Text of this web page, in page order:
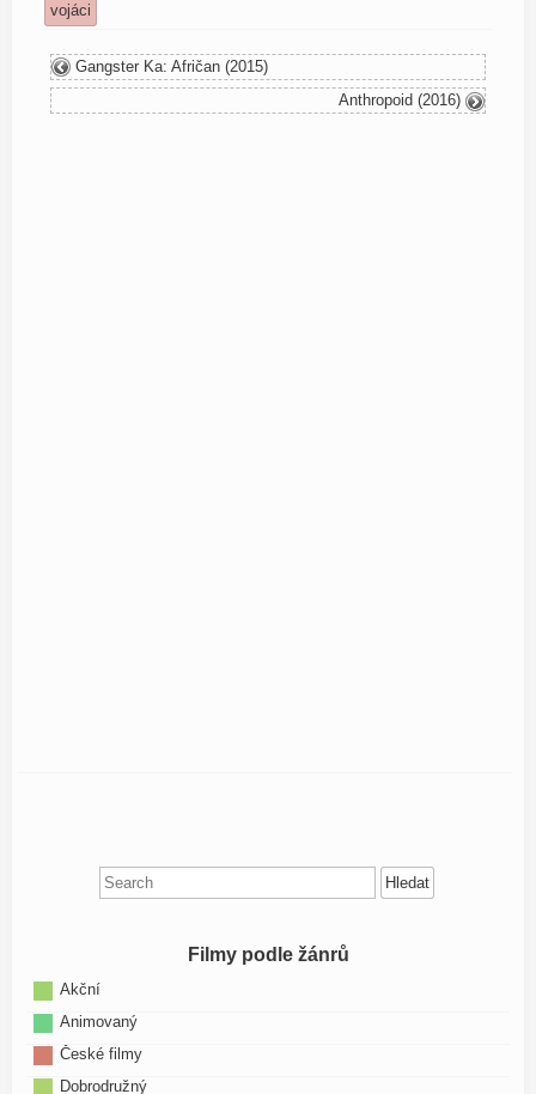
vojáci
Gangster Ka: Afričan (2015)
Anthropoid (2016)
Search
for:
Filmy podle žánrů
Akční
Animovaný
České filmy
Dobrodružný